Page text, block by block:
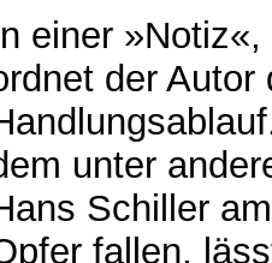
einer
der Autor
unter
Schiller
fallen,